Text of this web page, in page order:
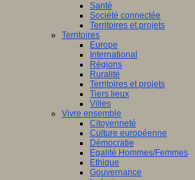
Santé
Société connectée
Territoires et projets
Territoires
Europe
International
Régions
Ruralité
Territoires et projets
Tiers lieux
Villes
Vivre ensemble
Citoyenneté
Culture européenne
Démocratie
Egalité Hommes/Femmes
Ethique
Gouvernance